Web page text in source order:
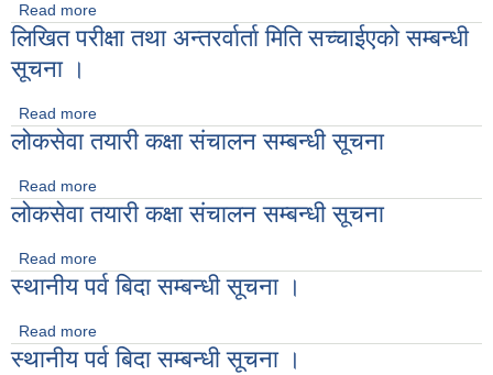
Read more
लिखित परीक्षा तथा अन्तरर्वार्ता मिति सच्‍चाईएको सम्बन्धी
सूचना ।
Read more
लोकसेवा तयारी कक्षा संचालन सम्बन्धी सूचना
Read more
लोकसेवा तयारी कक्षा संचालन सम्बन्धी सूचना
Read more
स्थानीय पर्व बिदा सम्बन्धी सूचना ।
Read more
स्थानीय पर्व बिदा सम्बन्धी सूचना ।